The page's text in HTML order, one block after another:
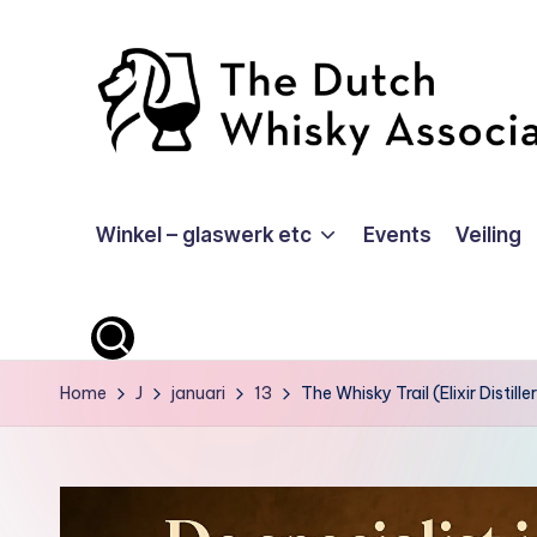
A
-
Winkel – glaswerk etc Events Veiling
Home J januari 13 The Whisky Trail (Elixir